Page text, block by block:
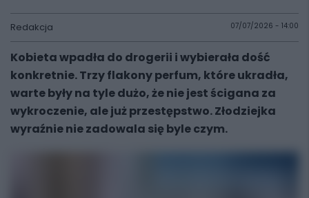
Redakcja 07/07/2026 - 14:00
Kobieta wpadła do drogerii i wybierała dość
konkretnie. Trzy flakony perfum, które ukradła,
warte były na tyle dużo, że nie jest ścigana za
wykroczenie, ale już przestępstwo. Złodziejka
wyraźnie nie zadowala się byle czym.